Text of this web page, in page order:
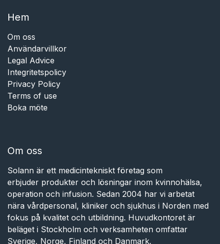
Hem​​
Om oss
Användarvillkor
Legal Advice
Integritetspolicy
Privacy Policy
Terms of use
Boka möte
Om oss
Solann är ett medicintekniskt företag som
erbjuder produkter och lösningar inom kvinnohälsa,
operation och infusion. Sedan 2004 har vi arbetat
nära vårdpersonal, kliniker och sjukhus i Norden med
fokus på kvalitet och utbildning. Huvudkontoret är
beläget i Stockholm och verksamheten omfattar
Sverige, Norge, Finland och Danmark.